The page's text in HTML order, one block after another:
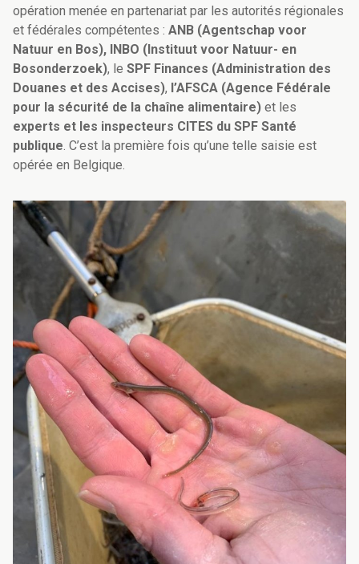
opération menée en partenariat par les autorités régionales
et fédérales compétentes : ANB (Agentschap voor
Natuur en Bos), INBO (Instituut voor Natuur- en
Bosonderzoek), le SPF Finances (Administration des
Douanes et des Accises), l’AFSCA (Agence Fédérale
pour la sécurité de la chaîne alimentaire) et les
experts et les inspecteurs CITES du SPF Santé
publique . C’est la première fois qu’une telle saisie est
opérée en Belgique.